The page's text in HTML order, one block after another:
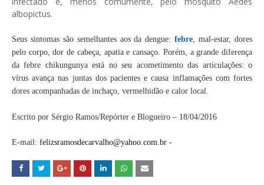
albopictus.
Seus sintomas são semelhantes aos da dengue: febre, mal-estar, dores
pelo corpo, dor de cabeça, apatia e cansaço. Porém, a grande diferença
da febre chikungunya está no seu acometimento das articulações: o
vírus avança nas juntas dos pacientes e causa inflamações com fortes
dores acompanhadas de inchaço, vermelhidão e calor local.
Escrito por Sérgio Ramos/Repórter e Blogueiro – 18/04/2016
E-mail: felizsramosdecarvalho@yahoo.com.br -